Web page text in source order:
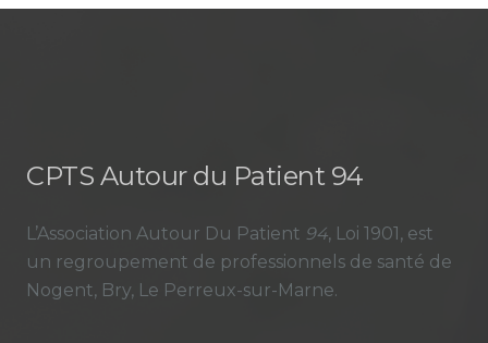
CPTS Autour du Patient 94
L’Association Autour Du Patient 94, Loi 1901, est
un regroupement de professionnels de santé de
Nogent, Bry, Le Perreux-sur-Marne.